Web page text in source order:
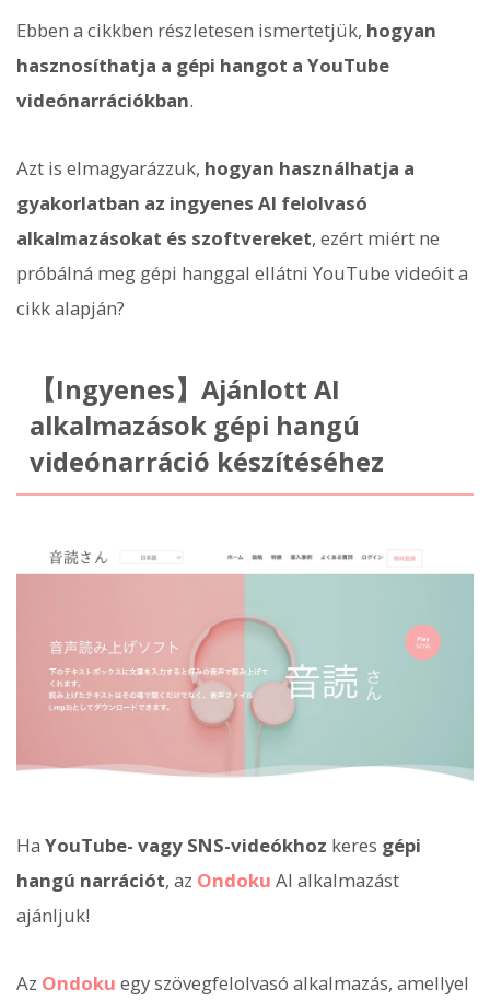
Ebben a cikkben részletesen ismertetjük, hogyan
hasznosíthatja a gépi hangot a YouTube
videónarrációkban.
Azt is elmagyarázzuk, hogyan használhatja a
gyakorlatban az ingyenes AI felolvasó
alkalmazásokat és szoftvereket, ezért miért ne
próbálná meg gépi hanggal ellátni YouTube videóit a
cikk alapján?
【Ingyenes】Ajánlott AI
alkalmazások gépi hangú
videónarráció készítéséhez
Ha YouTube- vagy SNS-videókhoz keres gépi
hangú narrációt, az Ondoku AI alkalmazást
ajánljuk!
Az Ondoku egy szövegfelolvasó alkalmazás, amellyel